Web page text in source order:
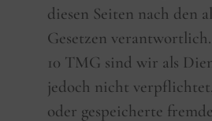
diesen Seiten nach den
Gesetzen
10 TMG sind wir als
jedoch nicht
oder gespeicherte fremde